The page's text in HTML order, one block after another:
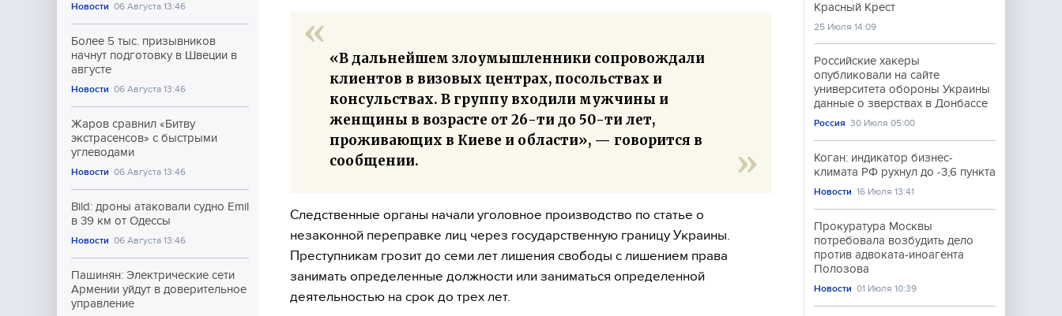
Новости 06 Августа 13:46
Более 5 тыс. призывников
начнут подготовку в Швеции в
августе
Новости 06 Августа 13:46
Жаров сравнил «Битву
экстрасенсов» с быстрыми
углеводами
Новости 06 Августа 13:46
Bild: дроны атаковали судно Emil
в 39 км от Одессы
Новости 06 Августа 13:46
Пашинян: Электрические сети
Армении уйдут в доверительное
управление
«В дальнейшем злоумышленники сопровождали
клиентов в визовых центрах, посольствах и
консульствах. В группу входили мужчины и
женщины в возрасте от 26-ти до 50-ти лет,
проживающих в Киеве и области», — говорится в
сообщении.
Следственные органы начали уголовное производство по статье о
незаконной переправке лиц через государственную границу Украины.
Преступникам грозит до семи лет лишения свободы с лишением права
занимать определенные должности или заниматься определенной
деятельностью на срок до трех лет.
Красный Крест
25 Июля 14:09
Российские хакеры
опубликовали на сайте
университета обороны Украины
данные о зверствах в Донбассе
Россия 30 Июля 05:00
Коган: индикатор бизнес-
климата РФ рухнул до -3,6 пункта
Новости 16 Июля 13:41
Прокуратура Москвы
потребовала возбудить дело
против адвоката-иноагента
Полозова
Новости 01 Июля 10:39